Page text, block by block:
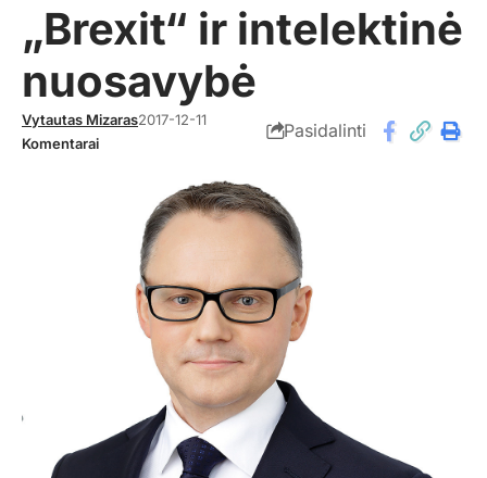
„Brexit“ ir intelektinė
nuosavybė
Vytautas Mizaras2017-12-11
Komentarai
Pasidalinti